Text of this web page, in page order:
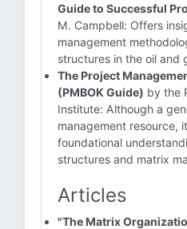
Guide to Successful
M. Campbell: Offers
management
structures in the oil and
The Project
(PMBOK Guide) by the
Institute: Although a
management resource,
foundational
structures and matrix
Articles
"The Matrix